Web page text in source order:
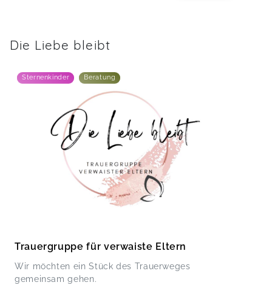
Die Liebe bleibt
Sternenkinder Beratung
Trauergruppe für verwaiste Eltern
Wir möchten ein Stück des Trauerweges
gemeinsam gehen.